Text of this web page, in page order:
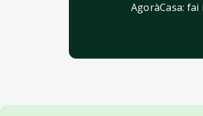
AgoràCasa: